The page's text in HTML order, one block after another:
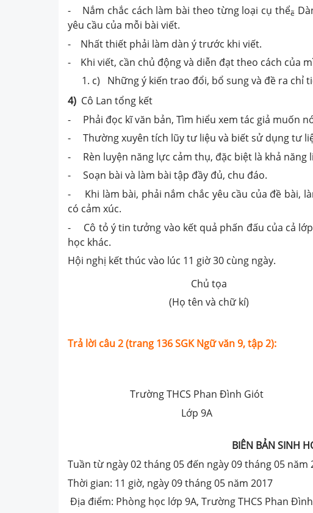
- Nắm chắc cách làm bài theo từng loại cụ thểẽ
yêu cầu của mỗi bài viết.
- Nhất thiết phải làm dàn ý trước khi viết.
- Khi viết, cần chủ động và diễn đạt theo cách của
c) Những ý kiến trao đổi, bổ sung và đề ra chỉ
4) Cô Lan tổng kết
- Phải đọc kĩ văn bản, Tìm hiểu xem tác giả muốn
- Thường xuyên tích lũy tư liệu và biết sử dụng tư
- Rèn luyện năng lực cảm thụ, đặc biệt là khả năng
- Soạn bài và làm bài tập đầy đủ, chu đáo.
- Khi làm bài, phải nắm chắc yêu cầu của đề bài,
có cảm xúc.
- Cô tỏ ý tin tưởng vào kết quả phấn đấu của cả
học khác.
Hội nghị kết thúc vào lúc 11 giờ 30 cùng ngày.
Chủ tọa
(Họ tên và chữ kí)
Trả lời câu 2 (trang 136 SGK Ngữ văn 9, tập 2):
Trường THCS Phan Đình Giót
Lớp 9A
BIÊN BẢN SINH
Tuần từ ngày 02 tháng 05 đến ngày 09 tháng 05 năm
Thời gian: 11 giờ, ngày 09 tháng 05 năm 2017
Địa điểm: Phòng học lớp 9A, Trường THCS Phan